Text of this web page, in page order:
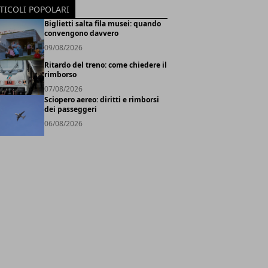
POPOLARI
Biglietti salta fila musei: quando
convengono davvero
09/08/2026
Ritardo del treno: come chiedere il
rimborso
07/08/2026
Sciopero aereo: diritti e rimborsi
dei passeggeri
06/08/2026